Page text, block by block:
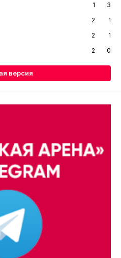
1
3
2
1
2
1
2 0
версия